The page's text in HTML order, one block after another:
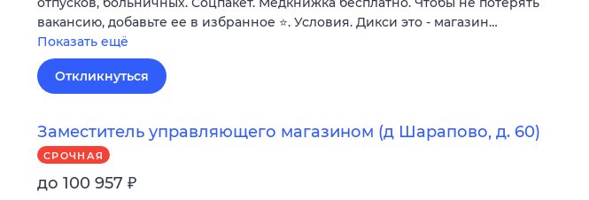
вакансию, добавьте ее в избранное ⭐. Условия. Дикси это - магазин…
Показать ещё
Откликнуться
Заместитель управляющего магазином (д Шарапово, д. 60)
СРОЧНАЯ
до 100 957 ₽